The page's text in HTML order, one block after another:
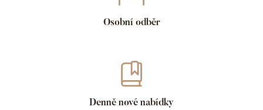
Osobní odběr
Denně nové nabídky